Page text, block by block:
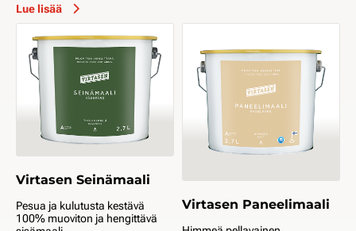
Lue lisää
Virtasen Seinämaali
Pesua ja kulutusta kestävä
100% muoviton ja hengittävä
Virtasen Paneelimaali